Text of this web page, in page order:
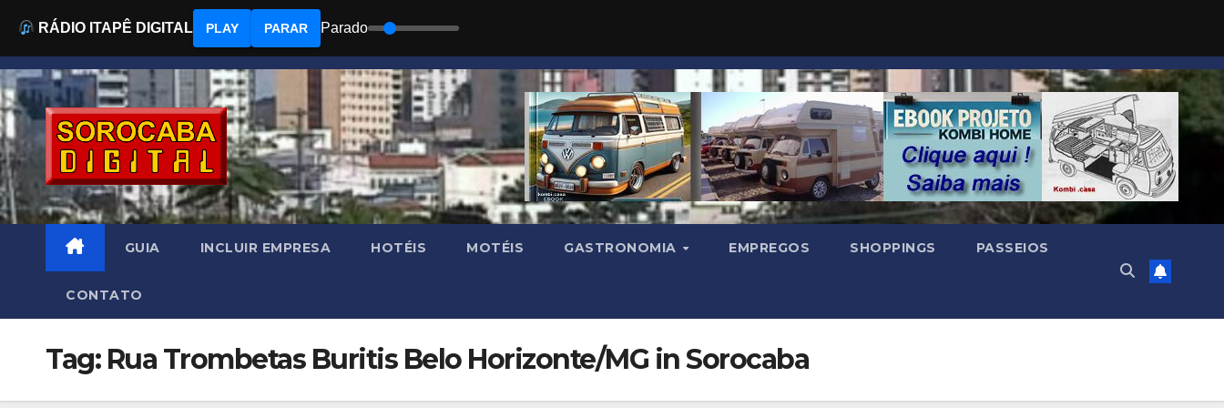
Skip
to
content
GUIA INCLUIR EMPRESA HOTÉIS MOTÉIS GASTRONOMIA EMPREGOS SHOPPINGS PASSEIOS
CONTATO
Tag: Rua Trombetas Buritis Belo Horizonte/MG in Sorocaba
RÁDIO ITAPÊ DIGITAL PLAY PARAR Parado